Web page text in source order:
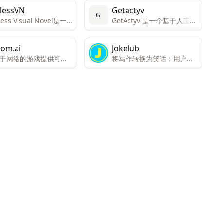
Visual Novel是一
生成的叙事游戏，游
所有元素——图形、
故事和角色——都是
成的，每次游戏体验
一无二的。
G Getactyv
GetActyv 是一个基于人工智
能和计算机视觉辅助的健康
和健身平台，旨在以正确的
方式帮助用户达到健身目
标。
网络的游戏提供可扩
人游戏后端和跨平台
Jokelub
将写作转换为笑话：用户可
以通过点击按钮，将他们的